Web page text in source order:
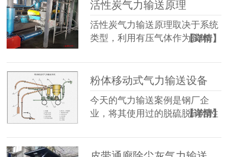
活性炭气力输送原理
活性炭气力输送原理取决于系统
类型，利用有压气体作为载体
【详情】
粉体移动式气力输送设备
今天的气力输送案例是钢厂企
业，将其使用过的脱硫脱硝活性
【详情】